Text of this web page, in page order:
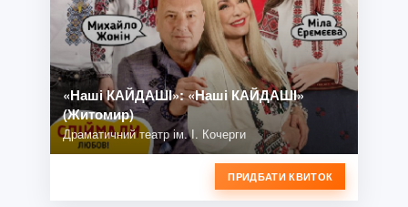
«Наші КАЙДАШІ»: «Наші КАЙДАШІ»
(Житомир)
Драматичний театр ім. І. Кочерги
ПРИДБАТИ КВИТОК